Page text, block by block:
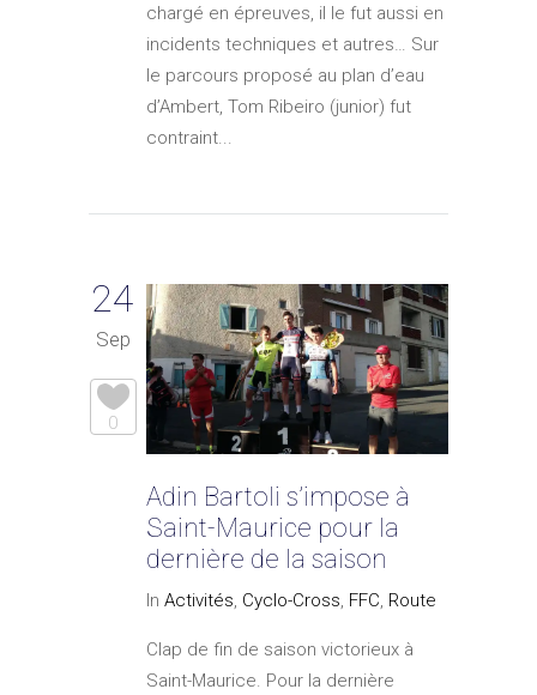
chargé en épreuves, il le fut aussi en
incidents techniques et autres… Sur
le parcours proposé au plan d’eau
d’Ambert, Tom Ribeiro (junior) fut
contraint...
24
Sep
0
Adin Bartoli s’impose à
Saint-Maurice pour la
dernière de la saison
In Activités, Cyclo-Cross, FFC, Route
Clap de fin de saison victorieux à
Saint-Maurice. Pour la dernière